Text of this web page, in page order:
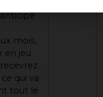
mois,
en jeu
qui va
tout le